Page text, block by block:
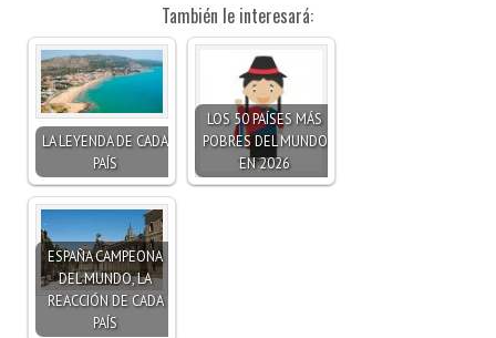
También le interesará:
LA LEYENDA DE CADA
PAÍS
LOS 50 PAÍSES MÁS
POBRES DEL MUNDO
EN 2026
ESPAÑA CAMPEONA
DEL MUNDO, LA
REACCIÓN DE CADA
PAÍS